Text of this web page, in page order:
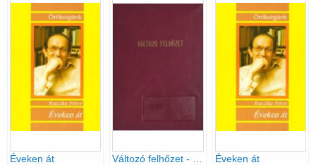
Éveken át Éveken át